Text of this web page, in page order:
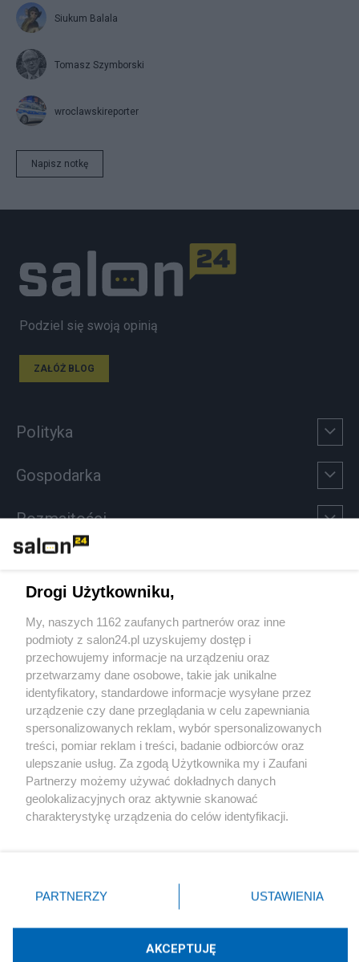
Siukum Balala
Tomasz Szymborski
wroclawskireporter
Napisz notkę
Podziel się swoją opinią
ZAŁÓŻ BLOG
Polityka
Gospodarka
Rozmaitości
Sport
Społeczeństwo
Kultura
X Facebook Instagram Youtube
Drogi Użytkowniku,
My, naszych 1162 zaufanych partnerów oraz inne
podmioty z salon24.pl uzyskujemy dostęp i
przechowujemy informacje na urządzeniu oraz
przetwarzamy dane osobowe, takie jak unikalne
identyfikatory, standardowe informacje wysyłane przez
urządzenie czy dane przeglądania w celu zapewniania
spersonalizowanych reklam, wybór spersonalizowanych
treści, pomiar reklam i treści, badanie odbiorców oraz
ulepszanie usług. Za zgodą Użytkownika my i Zaufani
Partnerzy możemy używać dokładnych danych
geolokalizacyjnych oraz aktywnie skanować
charakterystykę urządzenia do celów identyfikacji.
zmienić/wycofać klikając przycisk ustawień prywatności
znajdujący się w lewym dolnym rogu strony
rodzaje przetwarzania danych nie wymagają zgody
użytkownika, ale masz prawo sprzeciwić się takiemu
PARTNERZY USTAWIENIA
AKCEPTUJĘ